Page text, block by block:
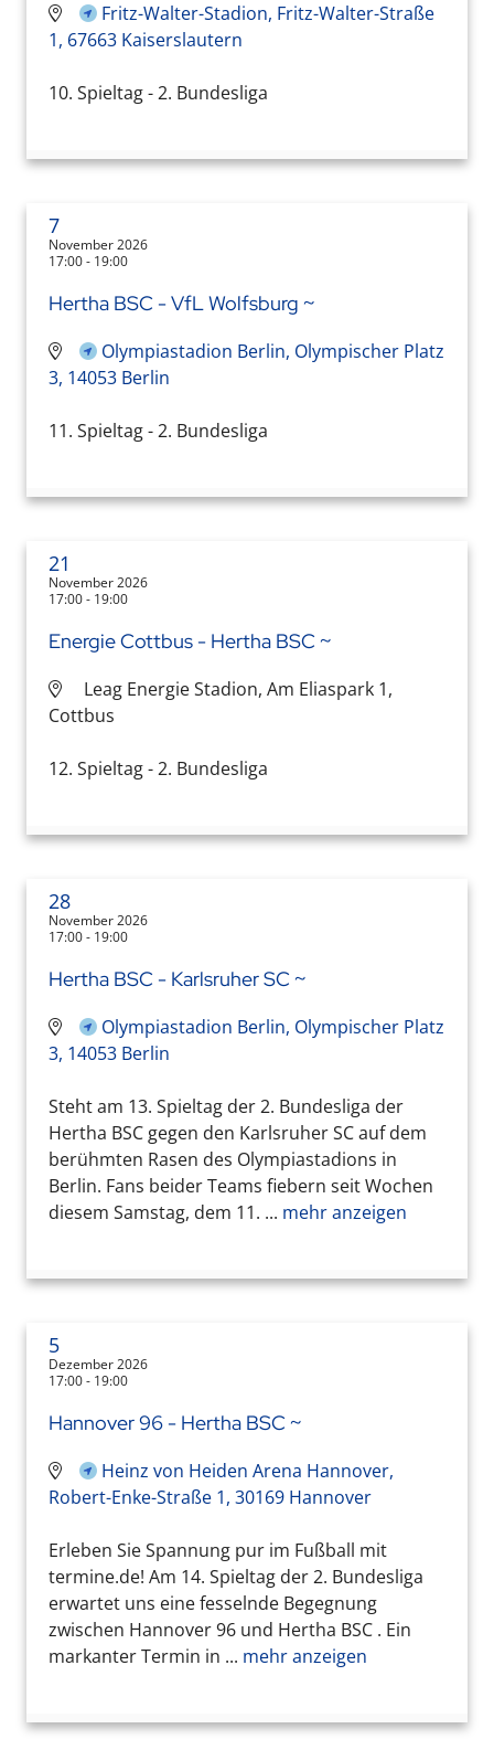
Fritz-Walter-Stadion, Fritz-Walter-Straße
1, 67663 Kaiserslautern
10. Spieltag - 2. Bundesliga
7
November 2026
17:00 - 19:00
Hertha BSC - VfL Wolfsburg ~
Olympiastadion Berlin, Olympischer Platz
3, 14053 Berlin
11. Spieltag - 2. Bundesliga
21
November 2026
17:00 - 19:00
Energie Cottbus - Hertha BSC ~
Leag Energie Stadion, Am Eliaspark 1,
Cottbus
12. Spieltag - 2. Bundesliga
28
November 2026
17:00 - 19:00
Hertha BSC - Karlsruher SC ~
Olympiastadion Berlin, Olympischer Platz
3, 14053 Berlin
Steht am 13. Spieltag der 2. Bundesliga der
Hertha BSC gegen den Karlsruher SC auf dem
berühmten Rasen des Olympiastadions in
Berlin. Fans beider Teams fiebern seit Wochen
diesem Samstag, dem 11. ... mehr anzeigen
5
Dezember 2026
17:00 - 19:00
Hannover 96 - Hertha BSC ~
Heinz von Heiden Arena Hannover,
Robert-Enke-Straße 1, 30169 Hannover
Erleben Sie Spannung pur im Fußball mit
termine.de! Am 14. Spieltag der 2. Bundesliga
erwartet uns eine fesselnde Begegnung
zwischen Hannover 96 und Hertha BSC . Ein
markanter Termin in ... mehr anzeigen